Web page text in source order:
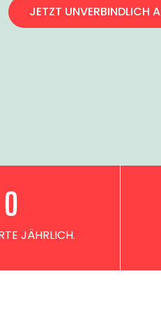
JETZT UNVERBINDLICH
JÄHRLICH.
0